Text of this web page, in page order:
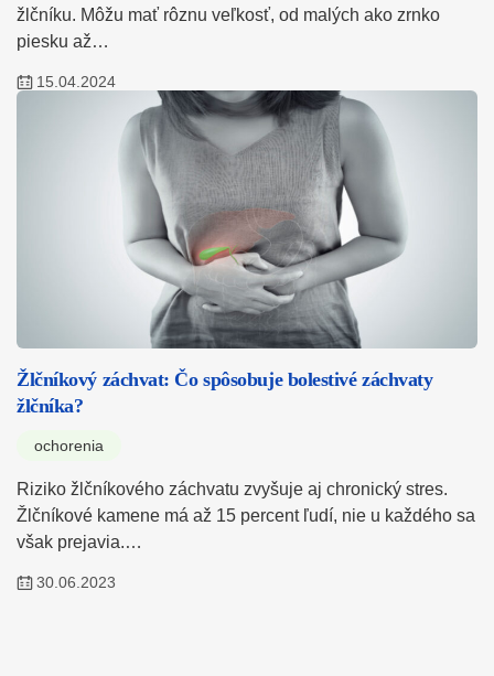
žlčníku. Môžu mať rôznu veľkosť, od malých ako zrnko
piesku až…
15.04.2024
Žlčníkový záchvat: Čo spôsobuje bolestivé záchvaty
žlčníka?
ochorenia
Riziko žlčníkového záchvatu zvyšuje aj chronický stres.
Žlčníkové kamene má až 15 percent ľudí, nie u každého sa
však prejavia.…
30.06.2023